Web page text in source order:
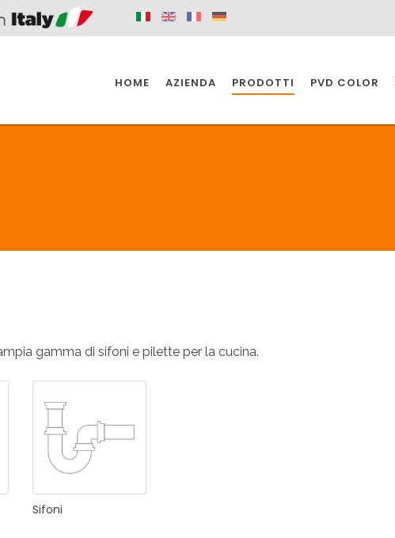
HOME AZIENDA PRODOTTI
SIFONI SPAZIO PER
SIFONI SPAZIO PER
BAGNO
PVD COLOR
IL BAGNO
L'INDUSTRIA
NOVITÀ 2025
gamma di sifoni e pilette per la cucina.
Sifoni